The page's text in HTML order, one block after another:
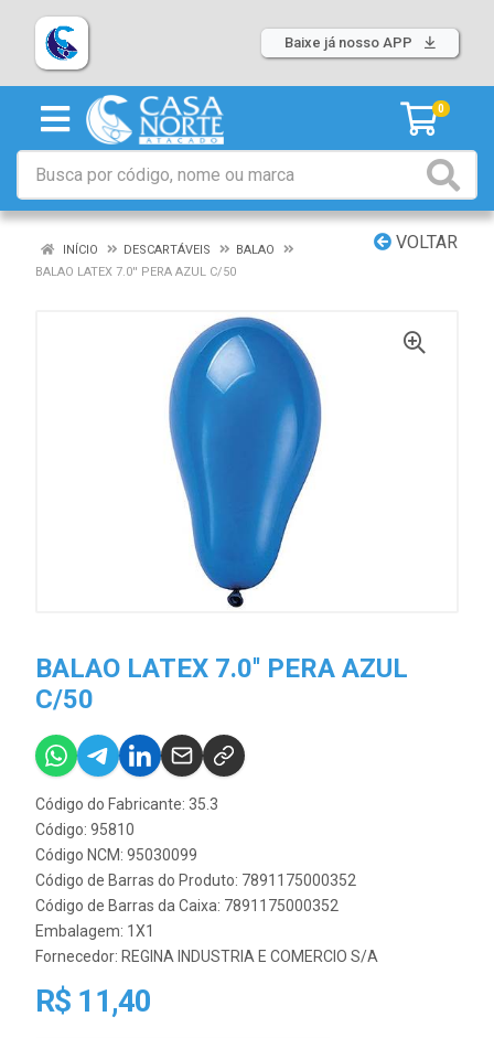
Baixe já nosso APP
0
VOLTAR
INÍCIO DESCARTÁVEIS
BALAO
BALAO LATEX 7.0'' PERA AZUL C/50
BALAO LATEX 7.0'' PERA AZUL
C/50
Código do Fabricante: 35.3
Código: 95810
Código NCM: 95030099
Código de Barras do Produto: 7891175000352
Código de Barras da Caixa: 7891175000352
Embalagem: 1X1
Fornecedor: REGINA INDUSTRIA E COMERCIO S/A
R$ 11,40